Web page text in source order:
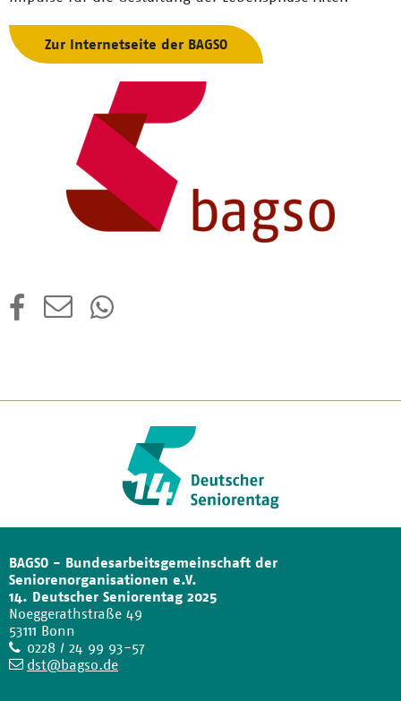
Zur Internetseite der BAGSO
BAGSO - Bundesarbeitsgemeinschaft der
Seniorenorganisationen e.V.
14. Deutscher Seniorentag 2025
Noeggerathstraße 49
53111 Bonn
Telefon
0228 / 24 99 93-57
E- dst@bagso.de